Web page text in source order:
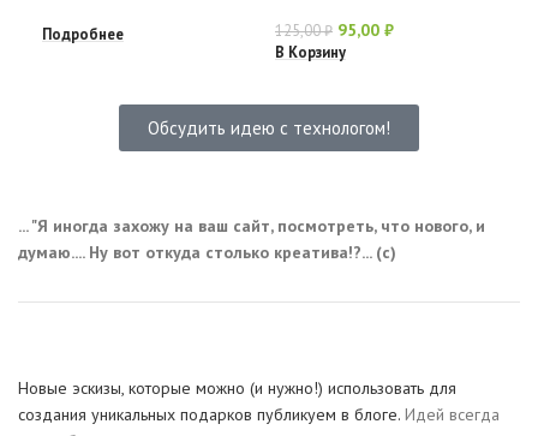
Подробнее 125,00₽ 95,00 ₽
В Корзину
Обсудить идею с технологом!
... "Я иногда захожу на ваш сайт, посмотреть, что нового, и
думаю.... Ну вот откуда столько креатива!?... (с)
Новые эскизы, которые можно (и нужно!) использовать для
создания уникальных подарков публикуем в блоге. Идей всегда